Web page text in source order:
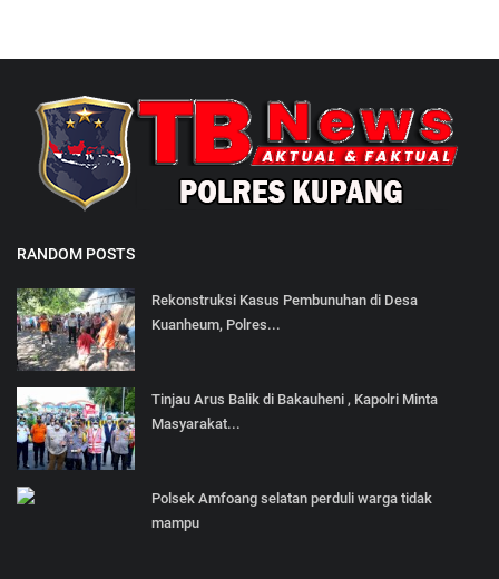
RANDOM POSTS
Rekonstruksi Kasus Pembunuhan di Desa
Kuanheum, Polres...
Tinjau Arus Balik di Bakauheni , Kapolri Minta
Masyarakat...
Polsek Amfoang selatan perduli warga tidak
mampu